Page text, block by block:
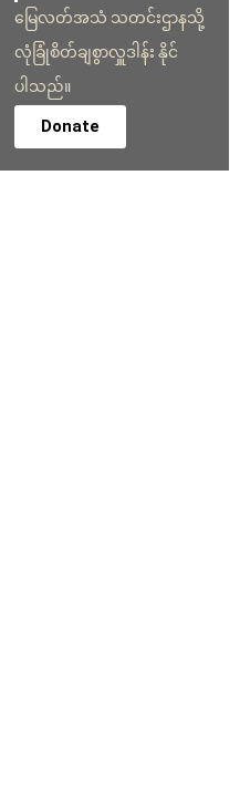
မြေလတ်အသံ သတင်းဌာနသို့
လုံခြုံစိတ်ချစွာလှူဒါန်း နိုင်
ပါသည်။
Donate